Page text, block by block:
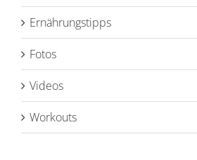
Ernährungstipps
Fotos
Videos
Workouts